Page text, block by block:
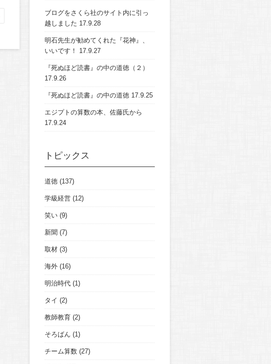
ブログをさくら社のサイト内に引っ
越しました 17.9.28
明石先生が勧めてくれた『花神』、
いいです！
17.9.27
『死ぬほど読書』の中の道徳（２）
17.9.26
『死ぬほど読書』の中の道徳 17.9.25
エジプトの算数の本、佐藤氏から
17.9.24
トピックス
道徳 (137)
学級経営 (12)
笑い (9)
新聞 (7)
取材 (3)
海外 (16)
明治時代 (1)
タイ (2)
教師教育 (2)
そろばん (1)
チーム算数 (27)